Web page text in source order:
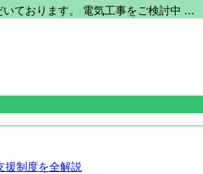
ております。 電気工事をご検討中 …
制度を全解説